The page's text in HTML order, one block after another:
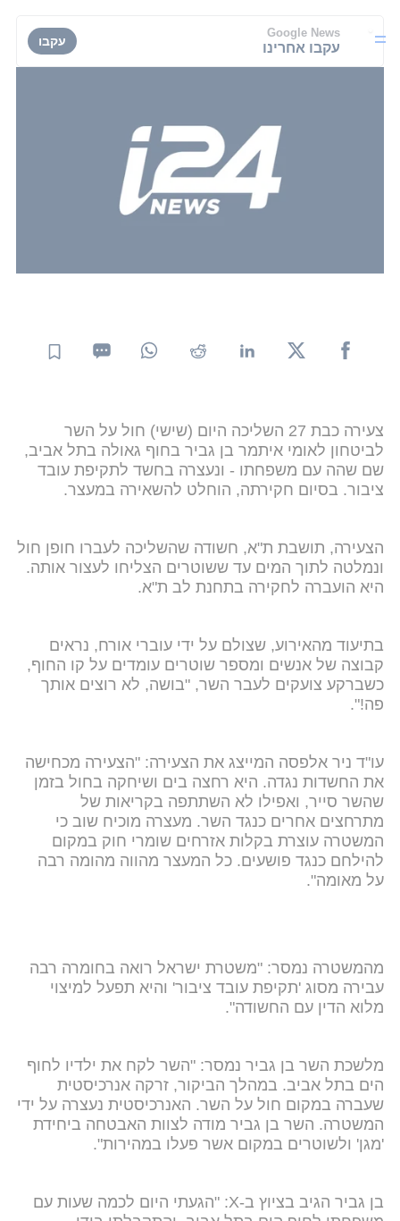
Google News
עקבו אחרינו עקבו
צעירה כבת 27 השליכה היום (שישי) חול על השר
לביטחון לאומי איתמר בן גביר בחוף גאולה בתל אביב,
שם שהה עם משפחתו - ונעצרה בחשד לתקיפת עובד
ציבור. בסיום חקירתה, הוחלט להשאירה במעצר.
הצעירה, תושבת ת"א, חשודה שהשליכה לעברו חופן חול
ונמלטה לתוך המים עד ששוטרים הצליחו לעצור אותה.
היא הועברה לחקירה בתחנת לב ת"א.
בתיעוד מהאירוע, שצולם על ידי עוברי אורח, נראים
קבוצה של אנשים ומספר שוטרים עומדים על קו החוף,
כשברקע צועקים לעבר השר, "בושה, לא רוצים אותך
פה!".
עו"ד ניר אלפסה המייצג את הצעירה: "הצעירה מכחישה
את החשדות נגדה. היא רחצה בים ושיחקה בחול בזמן
שהשר סייר, ואפילו לא השתתפה בקריאות של
מתרחצים אחרים כנגד השר. מעצרה מוכיח שוב כי
המשטרה עוצרת בקלות אזרחים שומרי חוק במקום
להילחם כנגד פושעים. כל המעצר מהווה מהומה רבה
על מאומה".
מהמשטרה נמסר: "משטרת ישראל רואה בחומרה רבה
עבירה מסוג 'תקיפת עובד ציבור' והיא תפעל למיצוי
מלוא הדין עם החשודה".
מלשכת השר בן גביר נמסר: "השר לקח את ילדיו לחוף
הים בתל אביב. במהלך הביקור, זרקה אנרכיסטית
שעברה במקום חול על השר. האנרכיסטית נעצרה על ידי
המשטרה. השר בן גביר מודה לצוות האבטחה ביחידת
'מגן' ולשוטרים במקום אשר פעלו במהירות".
בן גביר הגיב בציוץ ב-X: "הגעתי היום לכמה שעות עם